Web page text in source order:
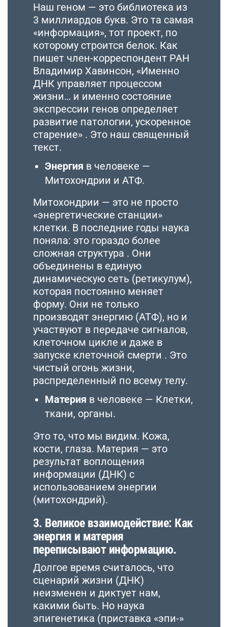
Наш геном — это библиотека из
3 миллиардов букв. Это та самая
«информация», тот проект, по
которому строится белок. Как
пишет член-корреспондент РАН
Владимир Хавинсон, «Именно
ДНК управляет процессом
жизни… и именно состояние
экспрессии генов определяет
развитие патологии, ускоренное
старение» . Это наш священный
текст.
Энергия в человеке —
Митохондрии и АТФ.
Митохондрии — это не просто
«энергетические станции»
клетки. В последние годы наука
поняла: это гораздо более
сложная структура . Они
объединены в единую
динамическую сеть (ретикулум),
которая постоянно меняет
форму. Они не только
производят энергию (АТФ), но и
участвуют в передаче сигналов,
клеточном цикле и даже в
запуске клеточной смерти . Это
чистый огонь жизни,
распределенный по всему телу.
Материя в человеке — Клетки,
ткани, органы.
Это то, что мы видим. Кожа,
кости, глаза. Материя — это
результат воплощения
информации (ДНК) с
использованием энергии
(митохондрий).
3. Великое взаимодействие: Как
энергия и материя
переписывают информацию.
Долгое время считалось, что
сценарий жизни (ДНК)
неизменен и диктует нам,
какими быть. Но наука
эпигенетика (приставка «эпи-»